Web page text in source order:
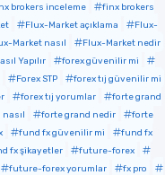
brokers inceleme
finx brokers
Flux-Market açıklama
Flux-
Market nasıl
Flux-Market nedir
Yapılır
forex güvenilir mi
Forex STP
forex tıj güvenilir mi
forex tıj yorumlar
forte grand
forte grand nedir
forte
fund fx güvenilir mi
fund fx
fx şikayetler
future-forex
future-forex yorumlar
fx pro